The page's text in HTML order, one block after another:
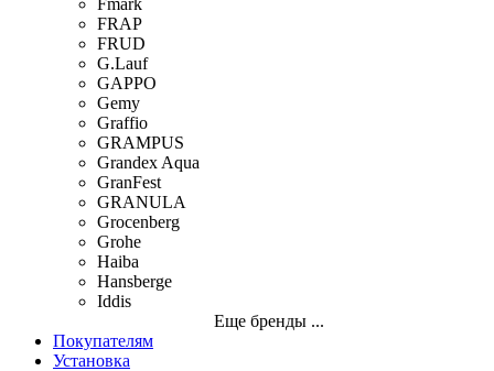
Fmark
FRAP
FRUD
G.Lauf
GAPPO
Gemy
Graffio
GRAMPUS
Grandex Aqua
GranFest
GRANULA
Grocenberg
Grohe
Haiba
Hansberge
Iddis
Еще бренды ...
Покупателям
Установка